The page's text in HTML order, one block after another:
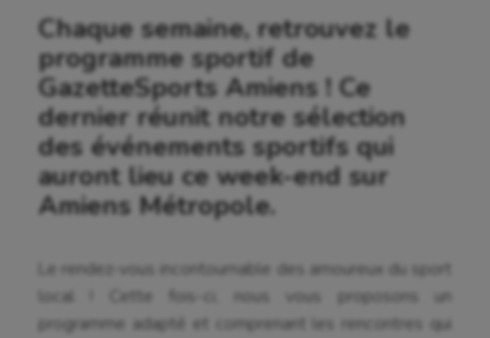
Chaque semaine, retrouvez le
programme sportif de
GazetteSports Amiens ! Ce
dernier réunit notre sélection
des événements sportifs qui
auront lieu ce week-end sur
Amiens Métropole.
Le rendez-vous incontournable des amoureux du sport
local ! Cette fois-ci, nous vous proposons un
programme adapté et comprenant les rencontres qui